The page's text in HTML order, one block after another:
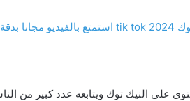
العراقية عمره 19 عام يقدم محتوى على النيك توك